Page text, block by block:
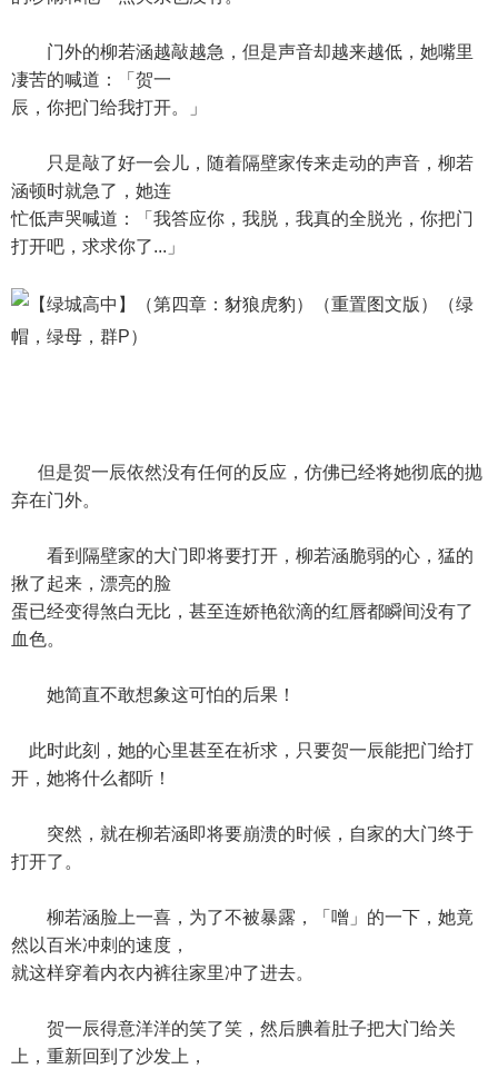
门外的柳若涵越敲越急，但是声音却越来越低，她嘴里
凄苦的喊道：「贺一
辰，你把门给我打开。」
只是敲了好一会儿，随着隔壁家传来走动的声音，柳若
涵顿时就急了，她连
忙低声哭喊道：「我答应你，我脱，我真的全脱光，你把门
打开吧，求求你了...」
但是贺一辰依然没有任何的反应，仿佛已经将她彻底的抛
弃在门外。
看到隔壁家的大门即将要打开，柳若涵脆弱的心，猛的
揪了起来，漂亮的脸
蛋已经变得煞白无比，甚至连娇艳欲滴的红唇都瞬间没有了
血色。
她简直不敢想象这可怕的后果！
此时此刻，她的心里甚至在祈求，只要贺一辰能把门给打
开，她将什么都听！
突然，就在柳若涵即将要崩溃的时候，自家的大门终于
打开了。
柳若涵脸上一喜，为了不被暴露，「噌」的一下，她竟
然以百米冲刺的速度，
就这样穿着内衣内裤往家里冲了进去。
贺一辰得意洋洋的笑了笑，然后腆着肚子把大门给关
上，重新回到了沙发上，